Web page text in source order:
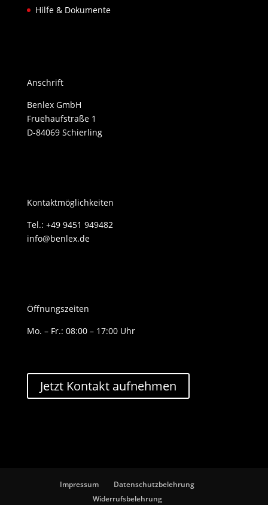
Hilfe & Dokumente
Anschrift
Benlex GmbH
Fruehaufstraße 1
D-84069 Schierling
Kontaktmöglichkeiten
Tel.: +49 9451 949482
info@benlex.de
Öffnungszeiten
Mo. – Fr.: 08:00 – 17:00 Uhr
Jetzt Kontakt aufnehmen
Impressum
Datenschutzbelehrung
Widerrufsbelehrung